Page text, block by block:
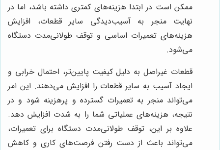
ممکن است در ابتدا هزینه‌های کمتری داشته باشد، اما در
نهایت منجر به آسیب‌دیدگی سایر قطعات، افزایش
هزینه‌های تعمیرات اساسی و توقف طولانی‌مدت دستگاه
می‌شود.
قطعات غیراصل به دلیل کیفیت پایین‌تر، احتمال خرابی و
ایجاد آسیب به سایر قطعات را افزایش می‌دهند. این امر
می‌تواند منجر به تعمیرات گسترده و پرهزینه شود و در
نتیجه، هزینه‌های عملیاتی شما را به شدت افزایش دهد.
علاوه بر این، توقف طولانی‌مدت دستگاه برای تعمیرات،
می‌تواند باعث از دست رفتن فرصت‌های کاری و کاهش